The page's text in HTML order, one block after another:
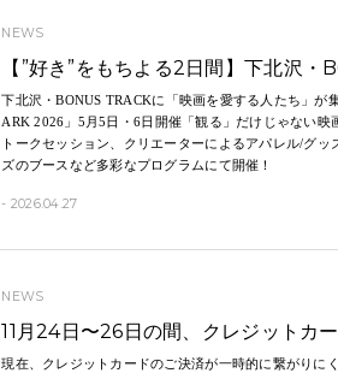
NEWS
【”好き”をもちよる2日間】下北沢
下北沢・BONUS TRACKに「映画を愛する人たち」
ARK 2026」5月5日・6日開催「観る」だけじゃない映
トークセッション、クリエーターによるアパレル/グ
ズのブースなど多彩なプログラムにて開催！
- 2026.04.27
NEWS
11月24日〜26日の間、クレジットカ
現在、クレジットカードのご決済が一時的に繋がりに